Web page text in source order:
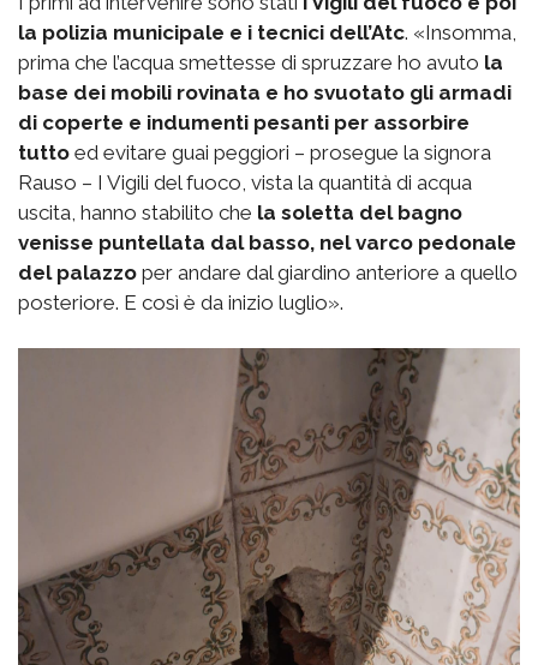
la polizia municipale e i tecnici dell’Atc. «Insomma,
prima che l’acqua smettesse di spruzzare ho avuto la
base dei mobili rovinata e ho svuotato gli armadi
di coperte e indumenti pesanti per assorbire
tutto ed evitare guai peggiori – prosegue la signora
Rauso – I Vigili del fuoco, vista la quantità di acqua
uscita, hanno stabilito che la soletta del bagno
venisse puntellata dal basso, nel varco pedonale
del palazzo per andare dal giardino anteriore a quello
posteriore. E così è da inizio luglio».